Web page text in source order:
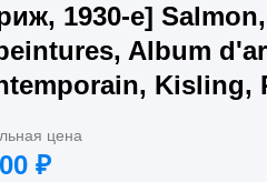
1930-е]
Album
Kisling,
цена
₽